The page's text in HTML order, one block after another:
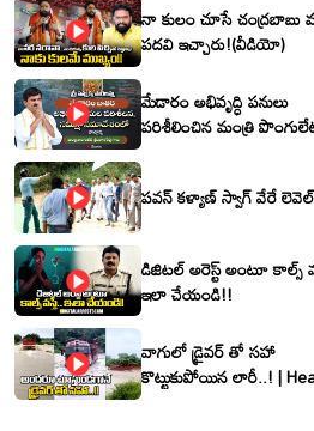
నా కులం చూసే చంద్రబాబు
పదవి ఇచ్చారు!(వీడియో)
మేడారం అభివృద్ధి పనులు
పరిశీలించిన మంత్రి
పవన్ కళ్యాణ్ స్వాగ్ వేరే
డిజిటల్ అరెస్ట్ అంటూ కాల్స్
ఇలా చేయండి!!
వాగులో డ్రైవర్ తో సహా
కొట్టుకుపోయిన లారీ..! |